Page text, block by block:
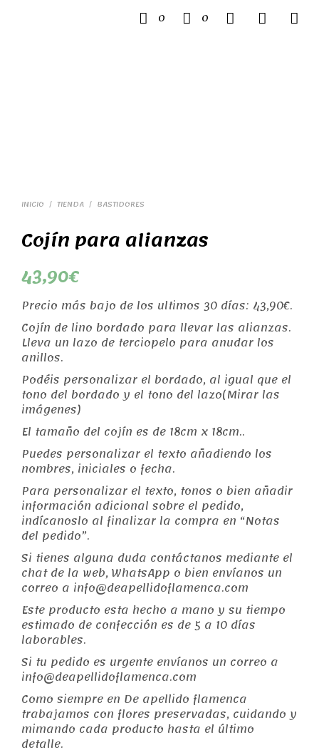
0 0
INICIO / TIENDA / BASTIDORES
Cojín para alianzas
43,90€
Precio más bajo de los ultimos 30 días: 43,90€.
Cojín de lino bordado para llevar las alianzas.
Lleva un lazo de terciopelo para anudar los
anillos.
Podéis personalizar el bordado, al igual que el
tono del bordado y el tono del lazo(Mirar las
imágenes)
El tamaño del cojín es de 18cm x 18cm..
Puedes personalizar el texto añadiendo los
nombres, iniciales o fecha.
Para personalizar el texto, tonos o bien añadir
información adicional sobre el pedido,
indícanoslo al finalizar la compra en “Notas
del pedido”.
Si tienes alguna duda contáctanos mediante el
chat de la web, WhatsApp o bien envíanos un
correo a info@deapellidoflamenca.com
Este producto esta hecho a mano y su tiempo
estimado de confección es de 5 a 10 días
laborables.
Si tu pedido es urgente envíanos un correo a
info@deapellidoflamenca.com
Como siempre en De apellido flamenca
trabajamos con flores preservadas, cuidando y
mimando cada producto hasta el último
detalle.